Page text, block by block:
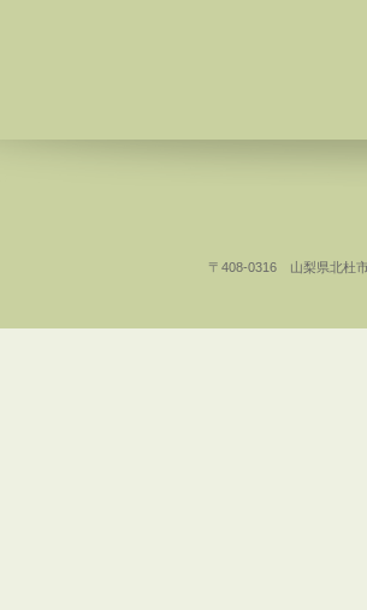
〒408-0316 山梨県北杜